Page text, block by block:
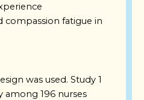
compassion fatigue in
was used. Study 1
among 196 nurses